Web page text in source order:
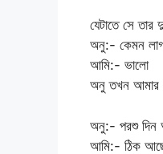
যেটাতে সে
অনু:- কেমন
আমি:- ভালো
অনু তখন আমার
অনু:- পরশু দিন
আমি:- ঠিক